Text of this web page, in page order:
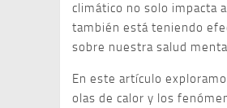
climático no solo impacta
también está teniendo
sobre nuestra salud
En este artículo
olas de calor y los